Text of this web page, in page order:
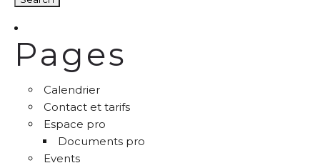
Pages
Calendrier
Contact et tarifs
Espace pro
Documents pro
Events